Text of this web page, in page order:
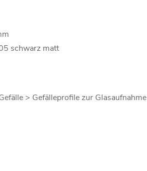
schwarz matt
> Gefälleprofile zur Glasaufnahme